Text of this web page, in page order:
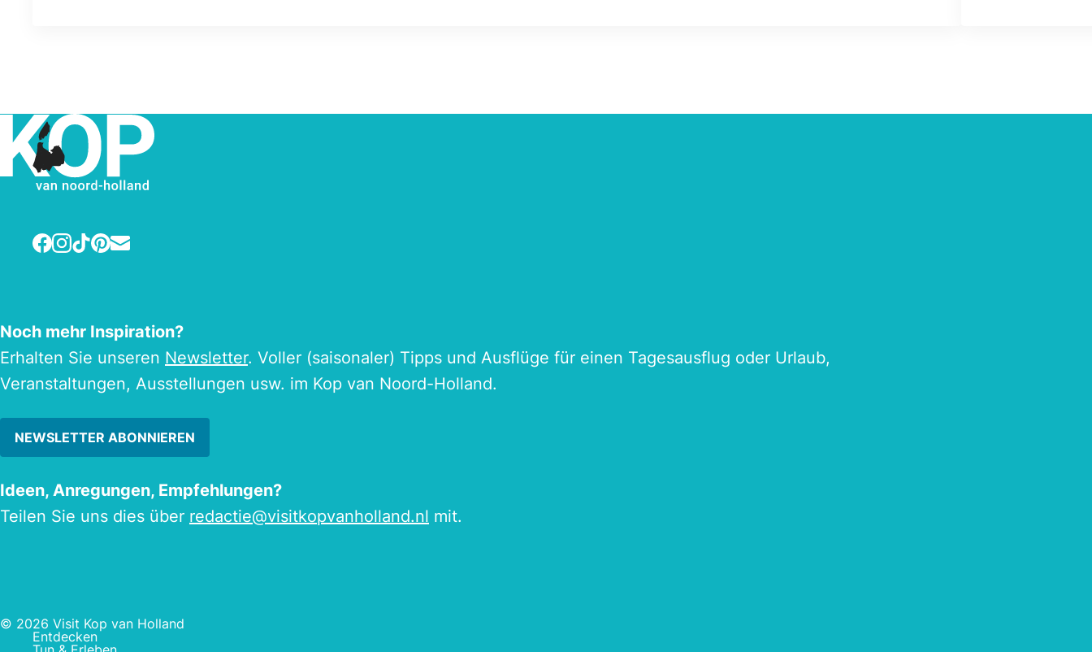
Facebook
Instagram
TikTok
Pinterest
E-mail
Noch mehr Inspiration?
Erhalten Sie unseren Newsletter. Voller (saisonaler) Tipps und Ausflüge für einen Tagesausflug oder Urlaub,
Veranstaltungen, Ausstellungen usw. im Kop van Noord-Holland.
NEWSLETTER ABONNIEREN
Ideen, Anregungen, Empfehlungen?
Teilen Sie uns dies über redactie@visitkopvanholland.nl mit.
© 2026 Visit Kop van Holland
Entdecken